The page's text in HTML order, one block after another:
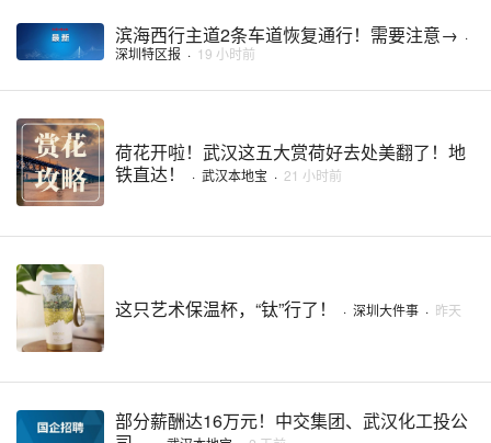
滨海西行主道2条车道恢复通行！需要注意→ ·
深圳特区报 · 19 小时前
荷花开啦！武汉这五大赏荷好去处美翻了！地
铁直达！
· 武汉本地宝 · 21 小时前
这只艺术保温杯，“钛”行了！ · 深圳大件事 · 昨天
部分薪酬达16万元！中交集团、武汉化工投公